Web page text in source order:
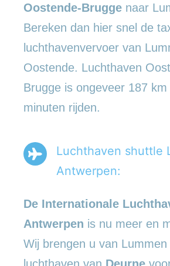
Oostende-Brugge naar
Bereken dan hier snel de
luchthavenvervoer van
Oostende. Luchthaven
Brugge is ongeveer 187 km
minuten rijden.
Luchthaven shuttle
Antwerpen:
De Internationale
Antwerpen is nu meer en
Wij brengen u van